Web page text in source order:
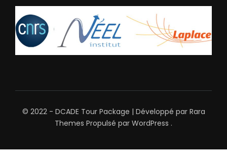
© 2022 - DCADE Tour Package | Développé par Rara
Themes Propulsé par WordPress .